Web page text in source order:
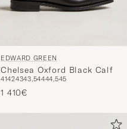
EDWARD GREEN
Chelsea Oxford Black Calf
41424343,54444,545
1 410€